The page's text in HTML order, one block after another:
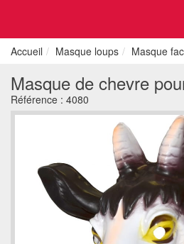
Accueil Masque loups Masque
Masque de chevre
Référence : 4080